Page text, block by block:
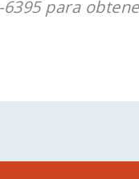
6395 para